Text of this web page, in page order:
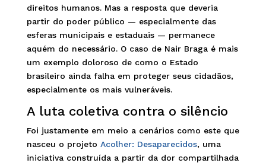
direitos humanos. Mas a resposta que deveria
partir do poder público — especialmente das
esferas municipais e estaduais — permanece
aquém do necessário. O caso de Nair Braga é mais
um exemplo doloroso de como o Estado
brasileiro ainda falha em proteger seus cidadãos,
especialmente os mais vulneráveis.
A luta coletiva contra o silêncio
Foi justamente em meio a cenários como este que
nasceu o projeto Acolher: Desaparecidos, uma
iniciativa construída a partir da dor compartilhada